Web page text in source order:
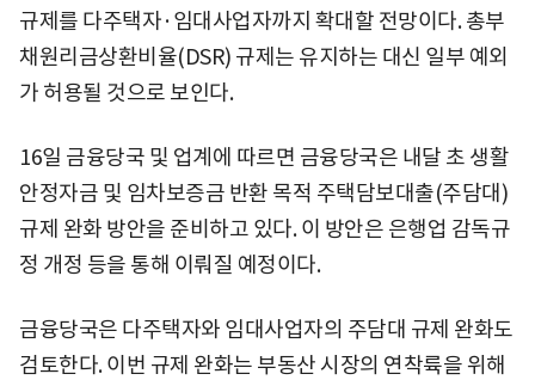
규제를 다주택자·임대사업자까지 확대할 전망이다. 총부
채원리금상환비율(DSR) 규제는 유지하는 대신 일부 예외
가 허용될 것으로 보인다.
16일 금융당국 및 업계에 따르면 금융당국은 내달 초 생활
안정자금 및 임차보증금 반환 목적 주택담보대출(주담대)
규제 완화 방안을 준비하고 있다. 이 방안은 은행업 감독규
정 개정 등을 통해 이뤄질 예정이다.
금융당국은 다주택자와 임대사업자의 주담대 규제 완화도
검토한다. 이번 규제 완화는 부동산 시장의 연착륙을 위해